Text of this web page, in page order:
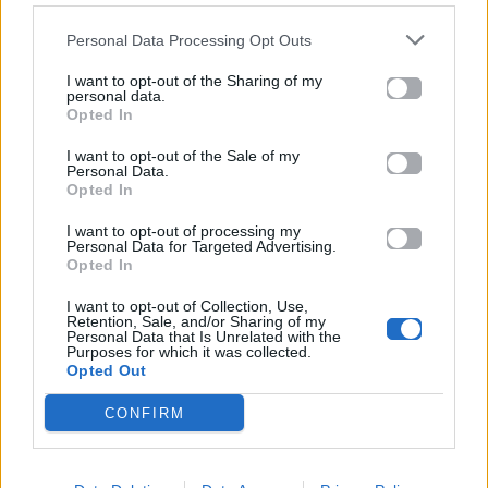
Personal Data Processing Opt Outs
I want to opt-out of the Sharing of my
personal data.
Opted In
I want to opt-out of the Sale of my
Personal Data.
Opted In
I want to opt-out of processing my
Personal Data for Targeted Advertising.
Opted In
I want to opt-out of Collection, Use,
Retention, Sale, and/or Sharing of my
Personal Data that Is Unrelated with the
Purposes for which it was collected.
Opted Out
CONFIRM